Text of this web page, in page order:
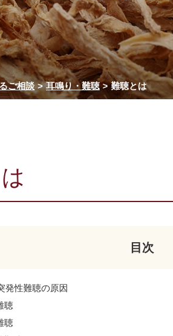
ご相談 耳鳴り・難聴 難聴とは
目次
発性難聴の原因
聴
聴